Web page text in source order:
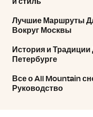
Лучшие Маршруты
Вокруг Москвы
История и
Петербурге
Все о All Mountain
Руководство